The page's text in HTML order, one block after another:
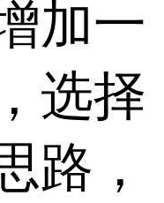
加一
选择
路，